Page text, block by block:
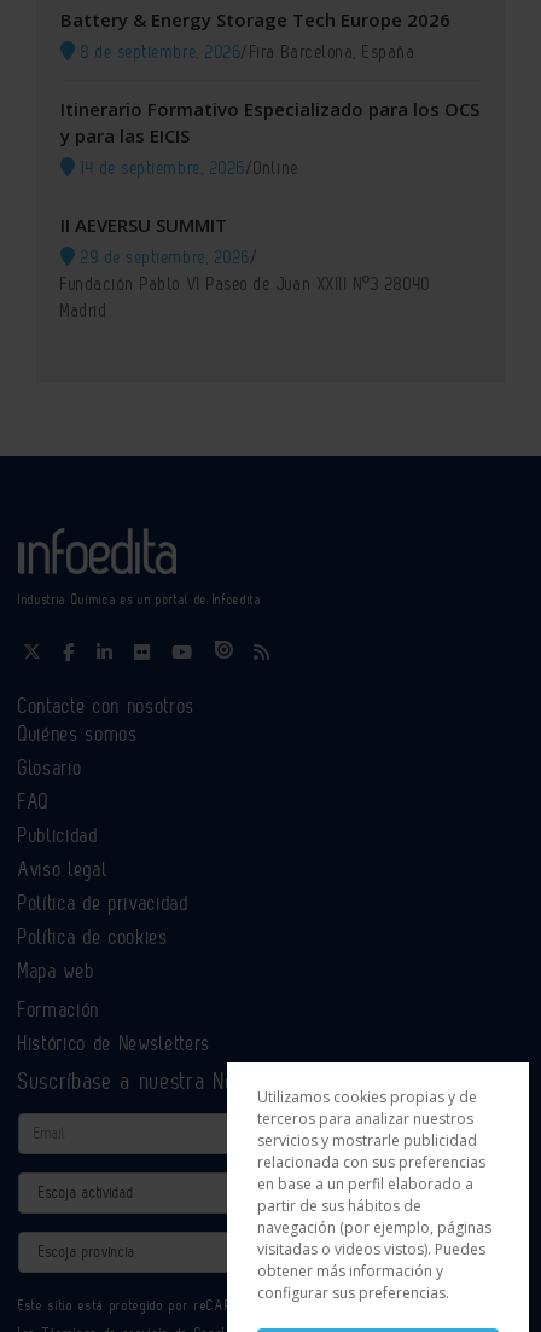
Battery & Energy Storage Tech Europe 2026
8 de septiembre, 2026/Fira Barcelona, España
Itinerario Formativo Especializado para los OCS
y para las EICIS
14 de septiembre, 2026/Online
II AEVERSU SUMMIT
29 de septiembre, 2026/
Fundación Pablo VI Paseo de Juan XXIII Nº3 28040
Madrid
Industria Química es un portal de Infoedita
Contacte con nosotros
Quiénes somos
Glosario
FAQ
Publicidad
Aviso legal
Política de privacidad
Política de cookies
Mapa web
Formación
Histórico de Newsletters
Suscríbase a nuestra Newsletter
Email
Actividad
Provincia
Este sitio está protegido por reCAPTCHA y se aplican la
Utilizamos cookies propias y de
terceros para analizar nuestros
servicios y mostrarle publicidad
relacionada con sus preferencias
en base a un perfil elaborado a
partir de sus hábitos de
navegación (por ejemplo, páginas
visitadas o videos vistos). Puedes
obtener más información y
configurar sus preferencias.